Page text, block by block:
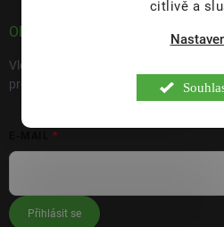
citlivě a
ODEBÍRAT NEWSLETTER
Vložte svůj e-mail a my vám budeme
produktech na našem e-shopu.
Přihlásit se